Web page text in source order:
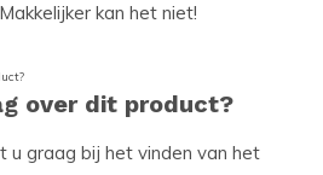
kan het niet!
over dit product?
u graag bij het vinden van het